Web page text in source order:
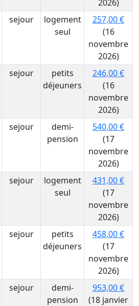
2026)
sejour
logement
seul
257,00 €
(16
novembre
2026)
sejour
petits
déjeuners
246,00 €
(16
novembre
2026)
sejour
demi-
pension
540,00 €
(17
novembre
2026)
sejour
logement
seul
431,00 €
(17
novembre
2026)
sejour
petits
déjeuners
458,00 €
(17
novembre
2026)
sejour
demi-
pension
953,00 €
(18 janvier